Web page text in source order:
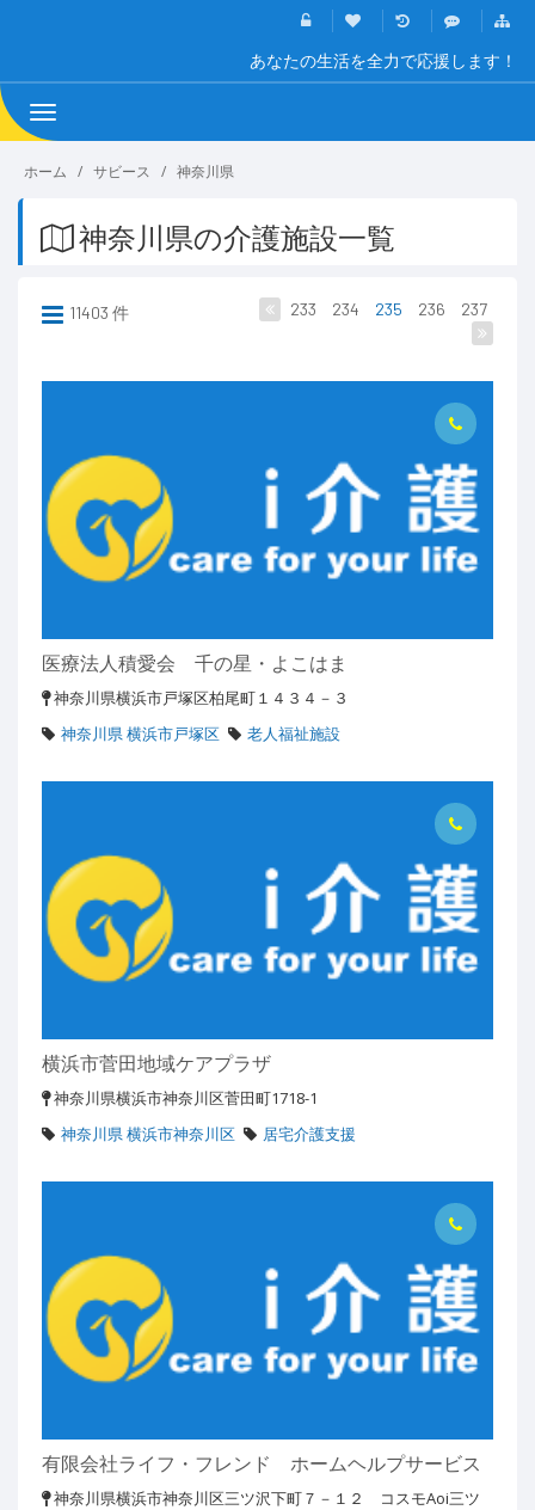
あなたの生活を全力で応援します！
Toggle
navigation
ホーム サビース 神奈川県
神奈川県の介護施設一覧
11403 件 233 234 235 236 237
医療法人積愛会 千の星・よこはま
神奈川県横浜市戸塚区柏尾町１４３４－３
神奈川県 横浜市戸塚区
老人福祉施設
横浜市菅田地域ケアプラザ
神奈川県横浜市神奈川区菅田町1718-1
神奈川県 横浜市神奈川区
居宅介護支援
有限会社ライフ・フレンド ホームヘルプサービス
神奈川県横浜市神奈川区三ツ沢下町７－１２ コスモAoi三ツ